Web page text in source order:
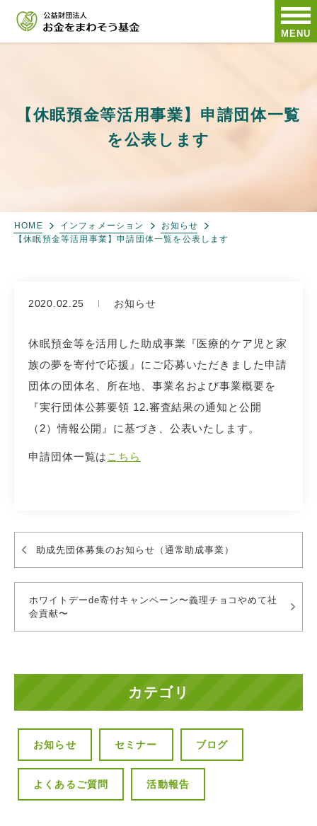
MENU
【休眠預金等活用事業】申請団体一覧
を公表します
HOME インフォメーション
お知らせ
【休眠預金等活用事業】申請団体一覧を公表します
2020.02.25 お知らせ
休眠預金等を活用した助成事業『医療的ケア児と家
族の夢を寄付で応援』にご応募いただきました申請
団体の団体名、所在地、事業名および事業概要を
『実行団体公募要領 12.審査結果の通知と公開
（2）情報公開』に基づき、公表いたします。
申請団体一覧は こちら
助成先団体募集のお知らせ（通常助成事業）
ホワイトデーde寄付キャンペーン〜義理チョコやめて社
会貢献〜
カテゴリ
お知らせ セミナー ブログ
よくあるご質問 活動報告